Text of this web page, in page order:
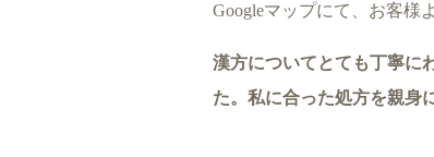
Googleマップにて、お客様
漢方についてとても丁寧に
た。私に合った処方を親